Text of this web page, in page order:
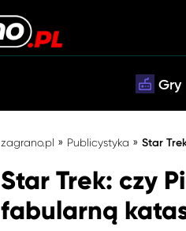
Gry
zagrano.pl » Publicystyka » Star
Star Trek: czy
fabularną